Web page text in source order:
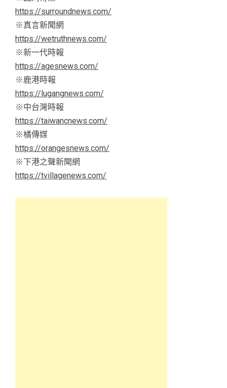
https://surroundnews.com/
※真言新聞網
https://wetruthnews.com/
※新一代時報
https://agesnews.com/
※鹿港時報
https://lugangnews.com/
※中台灣時報
https://taiwancnews.com/
※橘傳媒
https://orangesnews.com/
※下港之聲新聞網
https://tvillagenews.com/